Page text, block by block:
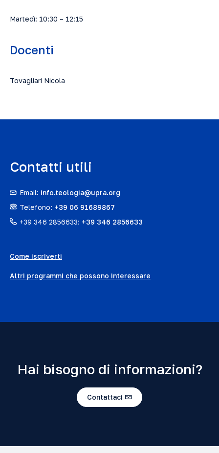
Martedì: 10:30 – 12:15
Docenti
Tovagliari Nicola
Contatti utili
Email: info.teologia@upra.org
Telefono: +39 06 91689867
+39 346 2856633: +39 346 2856633
Come iscriverti
Altri programmi che possono interessare
Hai bisogno di informazioni?
Contattaci